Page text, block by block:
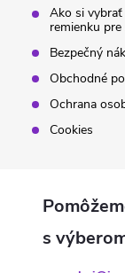
Ako si
remienku
Bezpečný
Obchodné
Ochrana
Cookies